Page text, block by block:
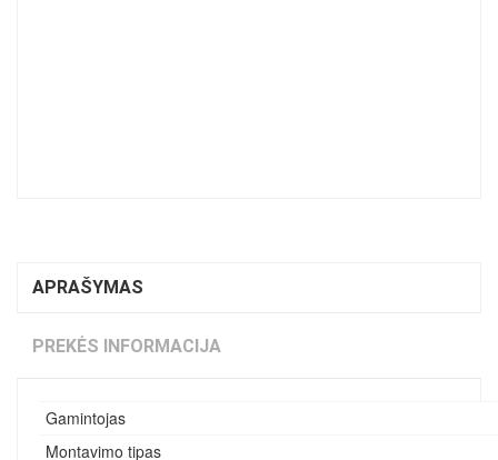
APRAŠYMAS
PREKĖS INFORMACIJA
Gamintojas
Montavimo tipas